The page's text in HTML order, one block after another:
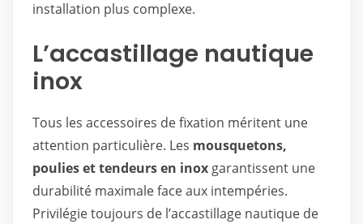
installation plus complexe.
L’accastillage nautique
inox
Tous les accessoires de fixation méritent une
attention particulière. Les mousquetons,
poulies et tendeurs en inox garantissent une
durabilité maximale face aux intempéries.
Privilégie toujours de l’accastillage nautique de